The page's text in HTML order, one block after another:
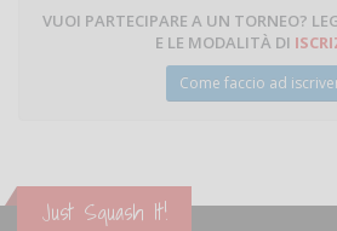
VUOI PARTECIPARE A UN TORNEO?
E LE MODALITÀ DI
Come faccio ad
Just Squash It!